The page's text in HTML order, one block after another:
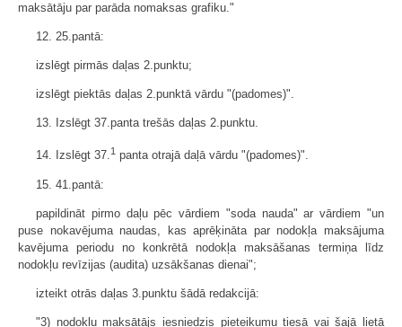
maksātāju par parāda nomaksas grafiku."
12. 25.pantā:
izslēgt pirmās daļas 2.punktu;
izslēgt piektās daļas 2.punktā vārdu "(padomes)".
13. Izslēgt 37.panta trešās daļas 2.punktu.
14. Izslēgt 37.1 panta otrajā daļā vārdu "(padomes)".
15. 41.pantā:
papildināt pirmo daļu pēc vārdiem "soda nauda" ar vārdiem "un
puse nokavējuma naudas, kas aprēķināta par nodokļa maksājuma
kavējuma periodu no konkrētā nodokļa maksāšanas termiņa līdz
nodokļu revīzijas (audita) uzsākšanas dienai";
izteikt otrās daļas 3.punktu šādā redakcijā:
"3) nodokļu maksātājs iesniedzis pieteikumu tiesā vai šajā lietā